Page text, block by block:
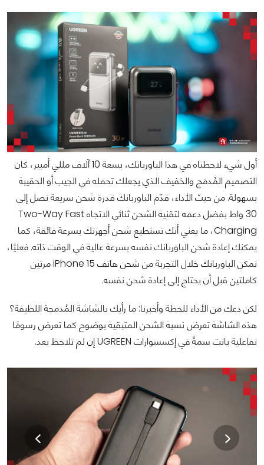
أول شيء لاحظناه في هذا الباوربانك، بسعة 10 آلاف مللي أمبير، كان
التصميم المُدمَج والخفيف الذي يجعلك تحمله في الجيب أو الحقيبة
بسهولة. من حيث الأداء، قدّم الباوربانك قدرة شحن سريعة تصل إلى
30 واط بفضل دعمه لتقنية الشحن ثنائي الاتجاه Two-Way Fast
Charging، ما يعني أنك تستطيع شحن أجهزتك بسرعة فائقة، كما
يمكنك إعادة شحن الباوربانك نفسه بسرعة عالية في الوقت ذاته. فعليًا،
تمكن الباوربانك خلال التجربة من شحن هاتف iPhone 15 مرتين
كاملتين قبل أن يحتاج إلى إعادة شحن نفسه.
لكن دعك من الأداء للحظة وأخبرنا: ما رأيك بالشاشة المُدمجة اللطيفة؟
هذه الشاشة تعرض نسبة الشحن المتبقية بوضوح كما تعرض رسومًا
تفاعلية باتت سمةً في إكسسوارات UGREEN إن لم تلاحظ بعد.